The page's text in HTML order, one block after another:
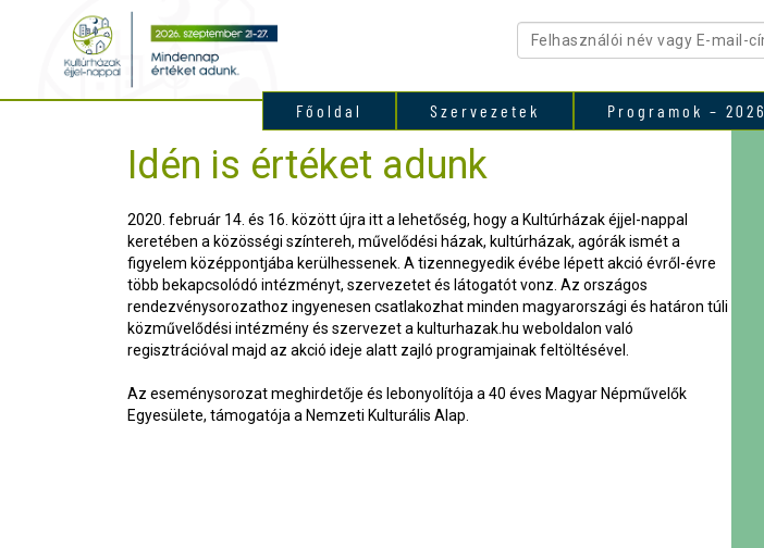
Főoldal Szervezetek Programok – 2026
Idén is értéket adunk
2020. február 14. és 16. között újra itt a lehetőség, hogy a Kultúrházak éjjel-nappal
keretében a közösségi színtereh, művelődési házak, kultúrházak, agórák ismét a
figyelem középpontjába kerülhessenek. A tizennegyedik évébe lépett akció évről-évre
több bekapcsolódó intézményt, szervezetet és látogatót vonz. Az országos
rendezvénysorozathoz ingyenesen csatlakozhat minden magyarországi és határon túli
közművelődési intézmény és szervezet a kulturhazak.hu weboldalon való
regisztrációval majd az akció ideje alatt zajló programjainak feltöltésével.
Az eseménysorozat meghirdetője és lebonyolítója a 40 éves Magyar Népművelők
Egyesülete, támogatója a Nemzeti Kulturális Alap.